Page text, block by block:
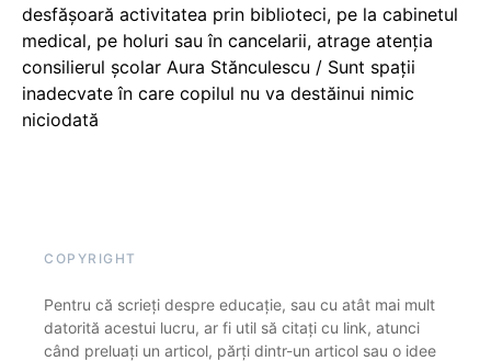
desfășoară activitatea prin biblioteci, pe la cabinetul
medical, pe holuri sau în cancelarii, atrage atenția
consilierul școlar Aura Stănculescu / Sunt spații
inadecvate în care copilul nu va destăinui nimic
niciodată
COPYRIGHT
Pentru că scrieți despre educație, sau cu atât mai mult
datorită acestui lucru, ar fi util să citați cu link, atunci
când preluați un articol, părți dintr-un articol sau o idee